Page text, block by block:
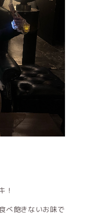
！
べ飽きないお味で